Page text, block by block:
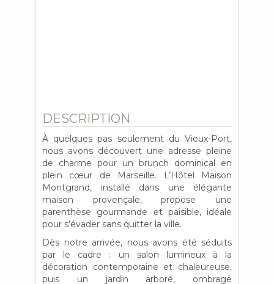
DESCRIPTION
À quelques pas seulement du Vieux-Port,
nous avons découvert une adresse pleine
de charme pour un brunch dominical en
plein cœur de Marseille. L’Hôtel Maison
Montgrand, installé dans une élégante
maison provençale, propose une
parenthèse gourmande et paisible, idéale
pour s’évader sans quitter la ville.
Dès notre arrivée, nous avons été séduits
par le cadre : un salon lumineux à la
décoration contemporaine et chaleureuse,
puis un jardin arboré, ombragé